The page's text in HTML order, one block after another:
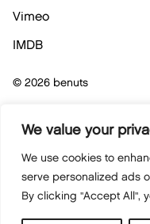
We value your
We use cookies to
serve personalized ads
By clicking "Accept All",
Vimeo
IMDB
© 2026 benuts
Politique vie privée
Politique des cookies
Conditions générales de